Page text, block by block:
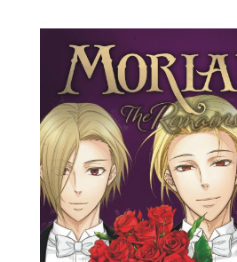
TOME
3/3/DARK
KANA/KANA/MORIARTY
THE
REMAINS